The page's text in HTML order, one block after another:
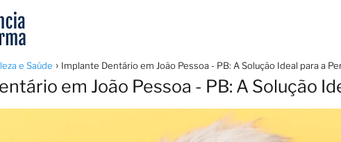
e Saúde Implante Dentário em João Pessoa - PB: A Solução Ideal para a
em João Pessoa - PB: A Solução